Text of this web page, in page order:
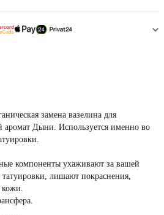
замена вазелина для
аромат Дыни. Используется именно во
компоненты ухаживают за вашей
лишают покраснения,
кожи.